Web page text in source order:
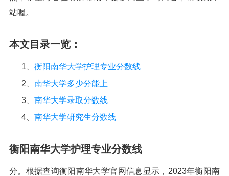
站喔。
本文目录一览：
1、 衡阳南华大学护理专业分数线
2、 南华大学多少分能上
3、 南华大学录取分数线
4、 南华大学研究生分数线
衡阳南华大学护理专业分数线
分。根据查询衡阳南华大学官网信息显示，2023年衡阳南